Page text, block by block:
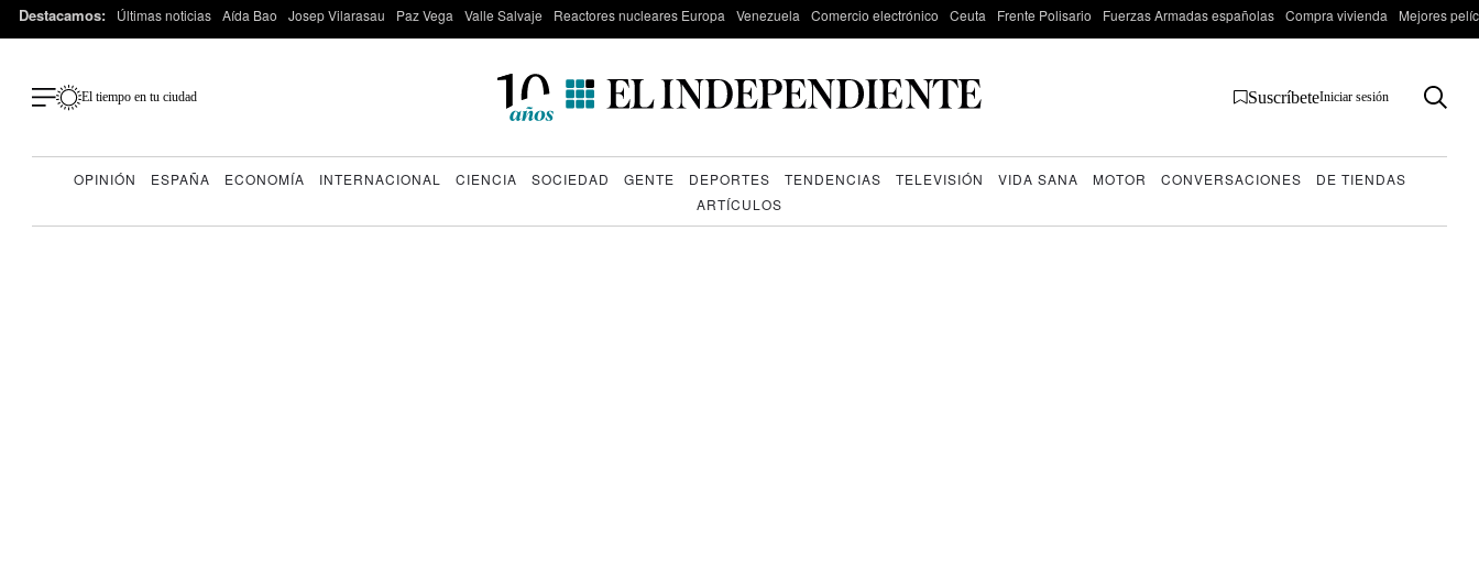
Destacamos: Últimas noticias Aída Bao Josep Vilarasau Paz Vega Valle Salvaje Reactores nucleares Europa Venezuela Comercio electrónico Ceuta Frente Polisario Fuerzas Armadas españolas Compra vivienda Mejores
El tiempo en tu ciudad SuscríbeteIniciar sesión
OPINIÓN ESPAÑA ECONOMÍA INTERNACIONAL CIENCIA SOCIEDAD GENTE DEPORTES TENDENCIAS TELEVISIÓN VIDA SANA MOTOR CONVERSACIONES
DE TIENDAS
ARTÍCULOS